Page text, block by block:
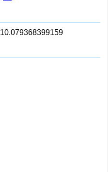
10.079368399159